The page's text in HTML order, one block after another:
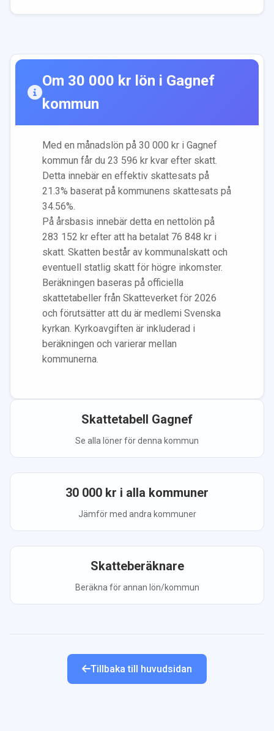
Om 30 000 kr lön i Gagnef
kommun
Med en månadslön på 30 000 kr i Gagnef
kommun får du 23 596 kr kvar efter skatt.
Detta innebär en effektiv skattesats på
21.3% baserat på kommunens skattesats på
34.56%.
På årsbasis innebär detta en nettolön på
283 152 kr efter att ha betalat 76 848 kr i
skatt. Skatten består av kommunalskatt och
eventuell statlig skatt för högre inkomster.
Beräkningen baseras på officiella
skattetabeller från Skatteverket för 2026
och förutsätter att du är medlemi Svenska
kyrkan. Kyrkoavgiften är inkluderad i
beräkningen och varierar mellan
kommunerna.
Skattetabell Gagnef
Se alla löner för denna kommun
30 000 kr i alla kommuner
Jämför med andra kommuner
Skatteberäknare
Beräkna för annan lön/kommun
Tillbaka till huvudsidan